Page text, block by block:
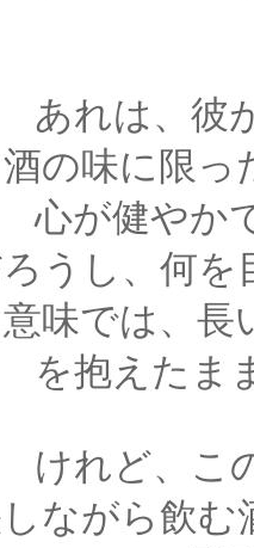
無類の
の味に限
なけれ
うし、何
味では、長
ま生き
冬はじ
ながら飲